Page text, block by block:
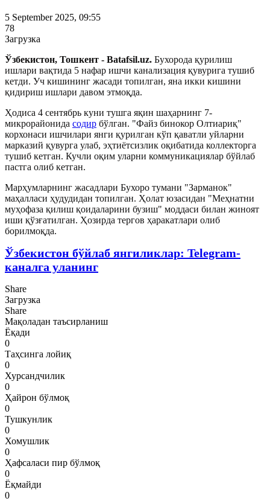
5 September 2025, 09:55
78
Загрузка
Ўзбекистон, Тошкент - Batafsil.uz. Бухорода қурилиш
ишлари вақтида 5 нафар ишчи канализация қувурига тушиб
кетди. Уч кишининг жасади топилган, яна икки кишини
қидириш ишлари давом этмоқда.
Ҳодиса 4 сентябрь куни тушга яқин шаҳарнинг 7-
микрорайонида содир бўлган. "Файз бинокор Олтиариқ"
корхонаси ишчилари янги қурилган кўп қаватли уйларни
марказий қувурга улаб, эҳтиётсизлик оқибатида коллекторга
тушиб кетган. Кучли оқим уларни коммуникациялар бўйлаб
пастга олиб кетган.
Марҳумларнинг жасадлари Бухоро тумани "Зарманок"
маҳалласи ҳудудидан топилган. Ҳолат юзасидан "Меҳнатни
муҳофаза қилиш қоидаларини бузиш" моддаси билан жиноят
иши қўзғатилган. Ҳозирда тергов ҳаракатлари олиб
борилмоқда.
Ўзбекистон бўйлаб янгиликлар: Telegram-
каналга уланинг
Share
Загрузка
Share
Мақоладан таъсирланиш
Ёқади
0
Таҳсинга лойиқ
0
Хурсандчилик
0
Ҳайрон бўлмоқ
0
Тушкунлик
0
Хомушлик
0
Ҳафсаласи пир бўлмоқ
0
Ёқмайди
0